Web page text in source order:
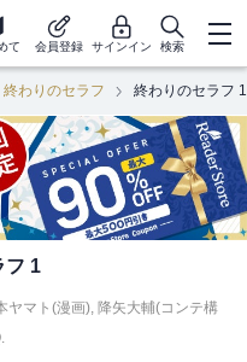
て 会員登録 サインイン 検索
終わりのセラフ 終わりのセラフ 1
フ 1
ヤマト(漫画), 降矢大輔(コンテ構